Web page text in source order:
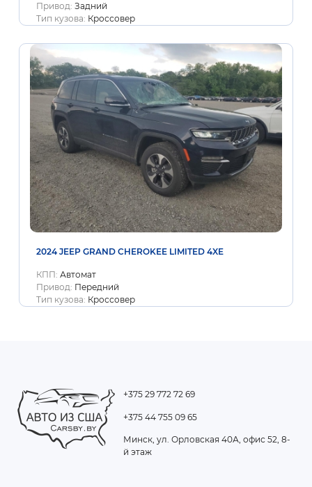
Привод: Задний
Тип кузова: Кроссовер
2024 JEEP GRAND CHEROKEE LIMITED 4XE
КПП: Автомат
Привод: Передний
Тип кузова: Кроссовер
+375 29 772 72 69
+375 44 755 09 65
Минск, ул. Орловская 40А, офис 52, 8-
й этаж